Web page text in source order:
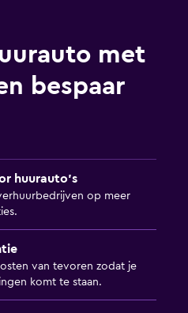
met
bespaar
huurauto's
op meer
van tevoren zodat je
komt te staan.